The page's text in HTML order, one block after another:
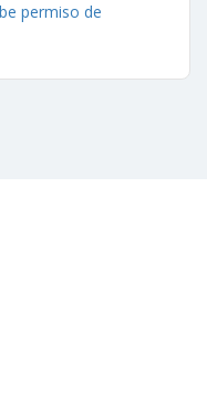
permiso de